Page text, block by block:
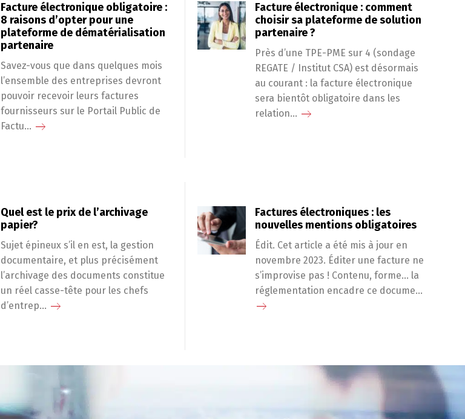
Facture électronique obligatoire :
8 raisons d’opter pour une
plateforme de dématérialisation
partenaire
Savez-vous que dans quelques mois
l’ensemble des entreprises devront
pouvoir recevoir leurs factures
fournisseurs sur le Portail Public de
Factu...
Facture électronique : comment
choisir sa plateforme de solution
partenaire ?
Près d’une TPE-PME sur 4 (sondage
REGATE / Institut CSA) est désormais
au courant : la facture électronique
sera bientôt obligatoire dans les
relation...
Quel est le prix de l’archivage
papier?
Sujet épineux s’il en est, la gestion
documentaire, et plus précisément
l’archivage des documents constitue
un réel casse-tête pour les chefs
d’entrep...
Factures électroniques : les
nouvelles mentions obligatoires
Édit. Cet article a été mis à jour en
novembre 2023. Éditer une facture ne
s’improvise pas ! Contenu, forme… la
réglementation encadre ce docume...